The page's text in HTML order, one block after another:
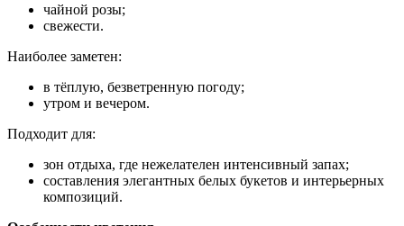
чайной розы;
свежести.
Наиболее заметен:
в тёплую, безветренную погоду;
утром и вечером.
Подходит для:
зон отдыха, где нежелателен интенсивный запах;
составления элегантных белых букетов и интерьерных
композиций.